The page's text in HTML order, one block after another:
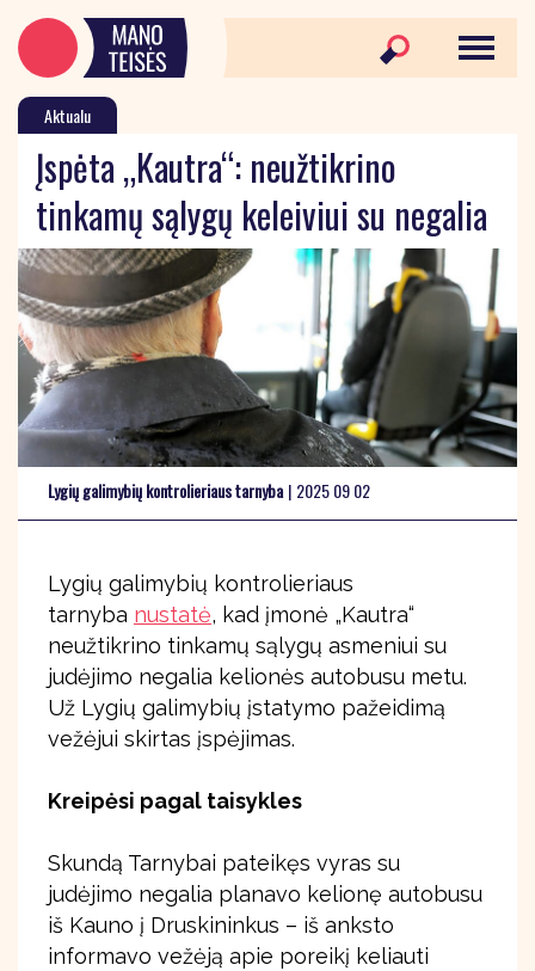
Aktualu
Įspėta „Kautra“: neužtikrino
tinkamų sąlygų keleiviui su negalia
Lygių galimybių kontrolieriaus tarnyba | 2025 09 02
Lygių galimybių kontrolieriaus
tarnyba nustatė, kad įmonė „Kautra“
neužtikrino tinkamų sąlygų asmeniui su
judėjimo negalia kelionės autobusu metu.
Už Lygių galimybių įstatymo pažeidimą
vežėjui skirtas įspėjimas.
Kreipėsi pagal taisykles
Skundą Tarnybai pateikęs vyras su
judėjimo negalia planavo kelionę autobusu
iš Kauno į Druskininkus – iš anksto
informavo vežėją apie poreikį keliauti